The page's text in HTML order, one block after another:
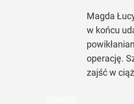
Magda
w końcu
operację.
zajść w